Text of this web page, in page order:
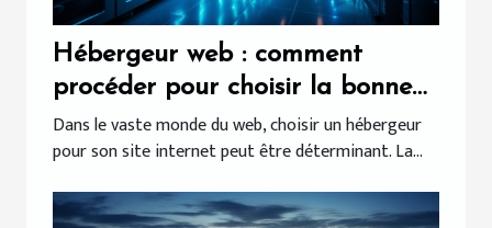
Hébergeur web : comment
procéder pour choisir la bonne
infrastructure pour votre site ?
Dans le vaste monde du web, choisir un hébergeur
pour son site internet peut être déterminant. La...